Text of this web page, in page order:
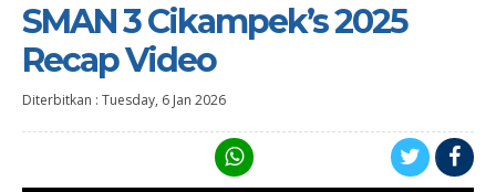
SMAN 3 Cikampek’s 2025
Recap Video
Diterbitkan : Tuesday, 6 Jan 2026